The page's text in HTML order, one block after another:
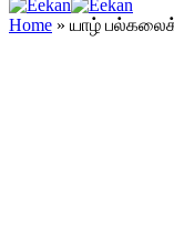
Home » யாழ்